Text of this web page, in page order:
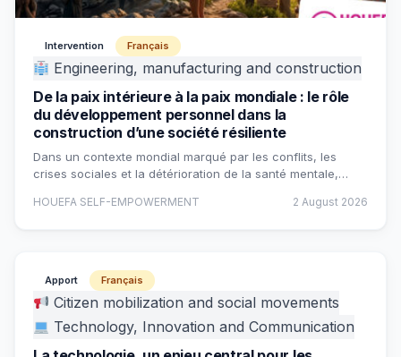
Intervention Français
Engineering, manufacturing and construction
De la paix intérieure à la paix mondiale : le rôle
du développement personnel dans la
construction d’une société résiliente
Dans un contexte mondial marqué par les conflits, les
crises sociales et la détérioration de la santé mentale,…
HOUEFA SELF-EMPOWERMENT 2 August 2026
Apport Français
Citizen mobilization and social movements
Technology, Innovation and Communication